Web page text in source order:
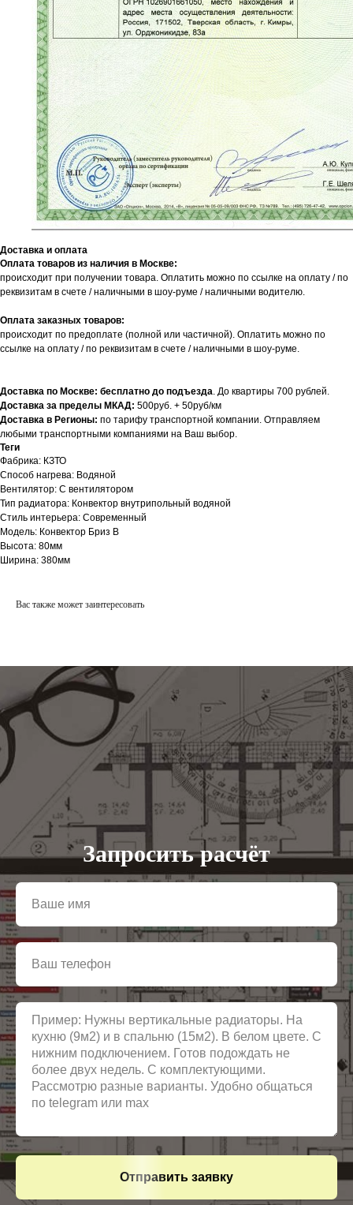
Доставка и оплата
Оплата товаров из наличия в Москве:
происходит при получении товара. Оплатить можно по ссылке на оплату / по
реквизитам в счете / наличными в шоу-руме / наличными водителю.
Оплата заказных товаров:
происходит по предоплате (полной или частичной). Оплатить можно по
ссылке на оплату / по реквизитам в счете / наличными в шоу-руме.
Доставка по Москве: бесплатно до подъезда. До квартиры 700 рублей.
Доставка за пределы МКАД: 500руб. + 50руб/км
Доставка в Регионы: по тарифу транспортной компании. Отправляем
любыми транспортными компаниями на Ваш выбор.
Теги
Фабрика: КЗТО
Способ нагрева: Водяной
Вентилятор: С вентилятором
Тип радиатора: Конвектор внутрипольный водяной
Стиль интерьера: Современный
Модель: Конвектор Бриз В
Высота: 80мм
Ширина: 380мм
Вас также может заинтересовать
Запросить расчёт
Отправить заявку